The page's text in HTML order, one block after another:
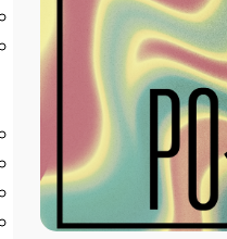
Olimpiada Literatury i
Olimpiada Literatury i
Podstawowych
Biblioteka
O bibliotece
Godziny otwarcia
Katalog
Nowości